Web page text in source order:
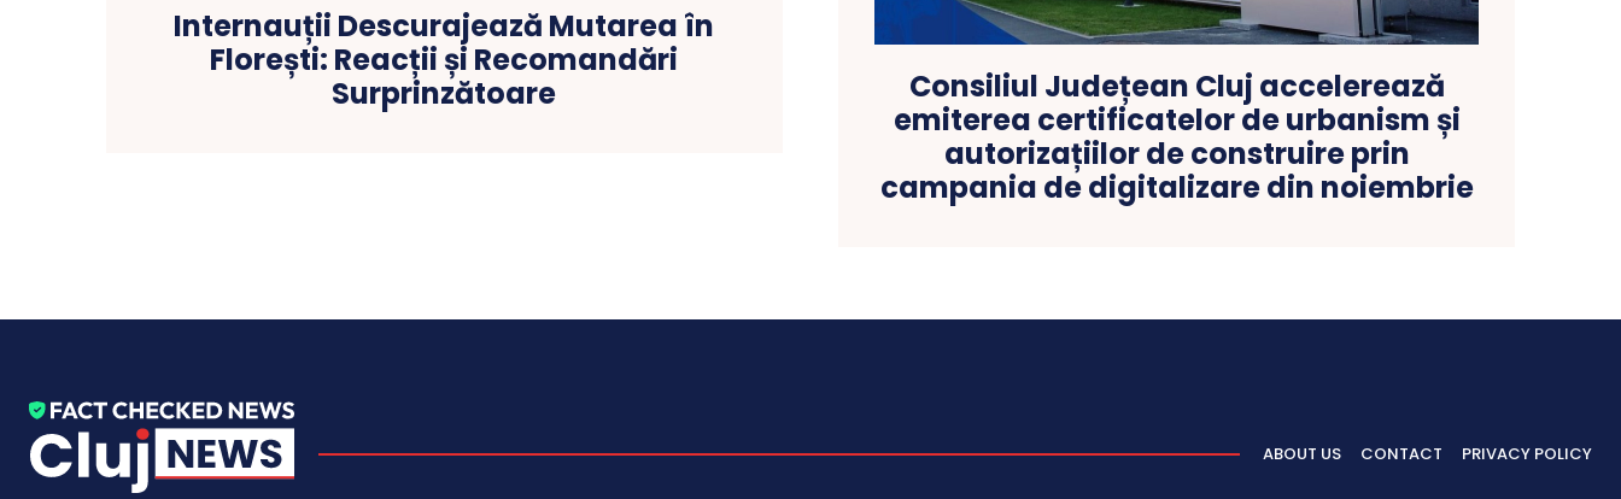
Internauții Descurajează Mutarea în
Florești: Reacții și Recomandări
Surprinzătoare
Consiliul Județean Cluj accelerează
emiterea certificatelor de urbanism și
autorizațiilor de construire prin
campania de digitalizare din noiembrie
ABOUT US CONTACT PRIVACY POLICY